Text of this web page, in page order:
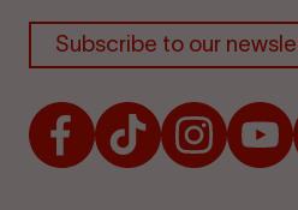
Subscribe to our
FacebookTikTokInstagram